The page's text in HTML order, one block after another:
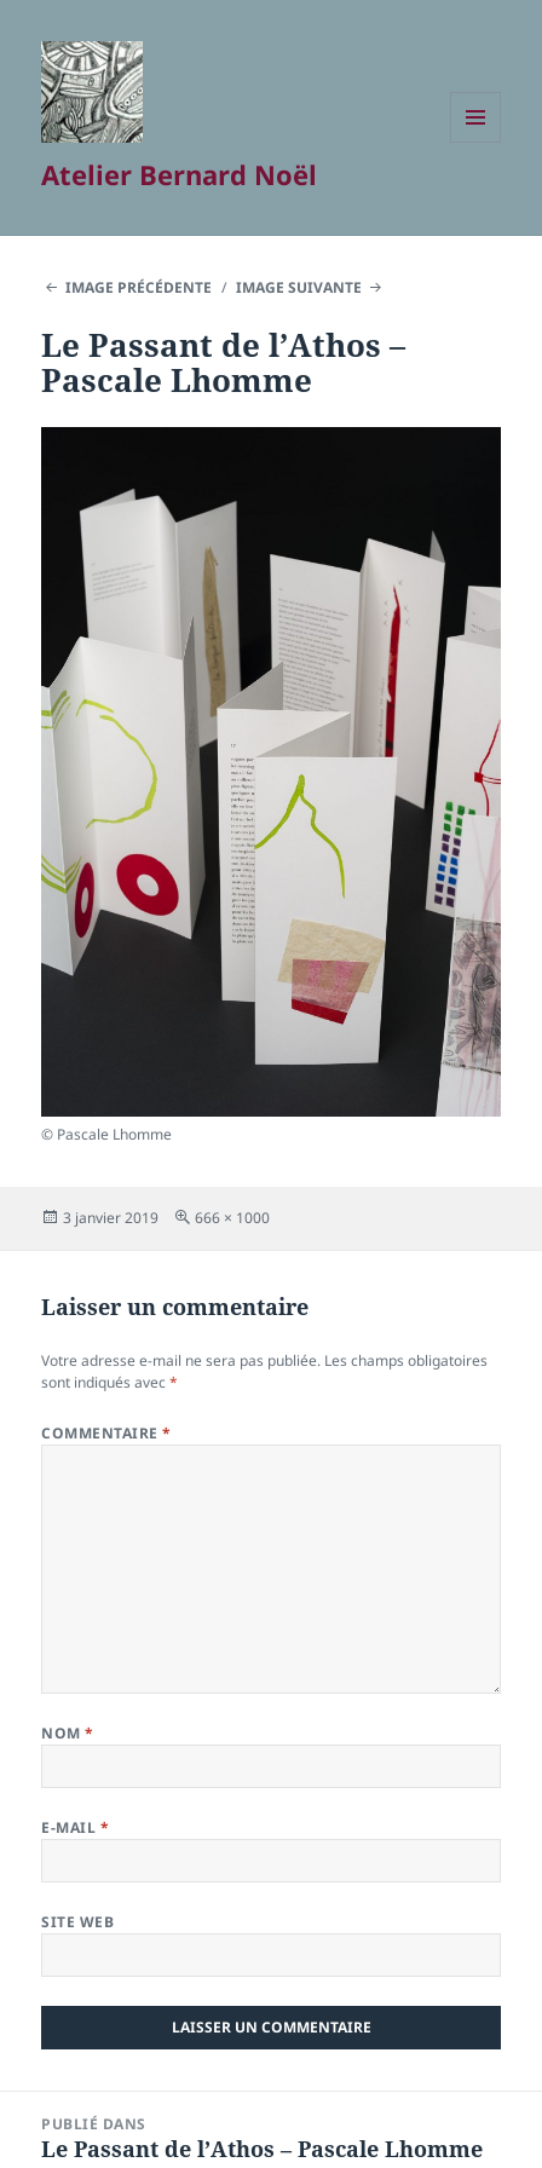
Atelier Bernard Noël
IMAGE PRÉCÉDENTE IMAGE SUIVANTE
Le Passant de l’Athos –
Pascale Lhomme
© Pascale Lhomme
Publié
3 janvier 2019
Taille
666 × 1000
Laisser un commentaire
Votre adresse e-mail ne sera pas publiée. Les champs obligatoires
sont indiqués avec*
COMMENTAIRE*
NOM*
E-MAIL *
SITE WEB
PUBLIÉ DANS
Le Passant de l’Athos – Pascale Lhomme